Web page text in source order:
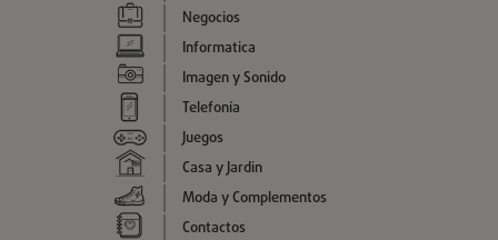
Negocios
Informatica
Imagen y Sonido
Telefonía
Juegos
Casa y Jardin
Moda y Complementos
Contactos